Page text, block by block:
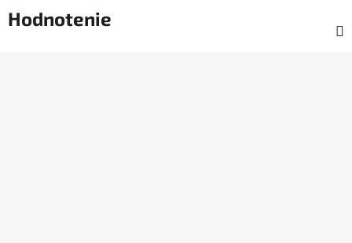
Hodnotenie